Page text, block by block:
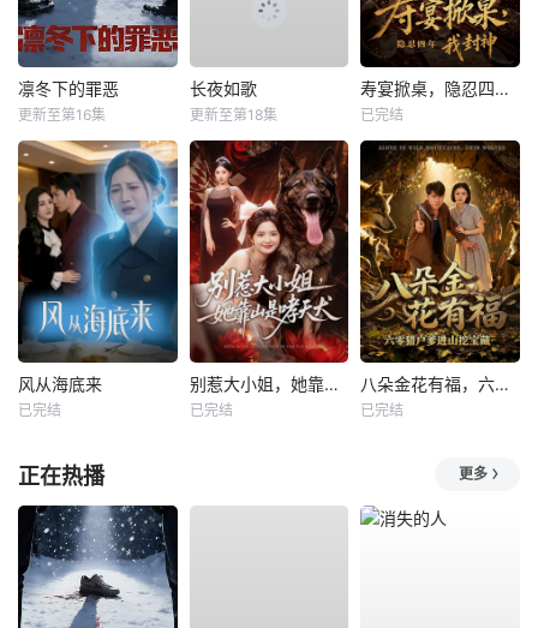
凛冬下的罪恶
更新至第16集
长夜如歌
更新至第18集
寿宴掀桌，隐忍四年我封神
已完结
风从海底来
已完结
别惹大小姐，她靠山是哮天犬
已完结
八朵金花有福，六零猎户爹进山挖宝藏
已完结
正在热播 更多